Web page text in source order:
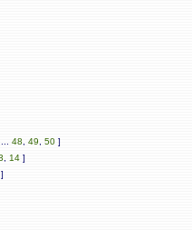
48 49 50]
14]
]